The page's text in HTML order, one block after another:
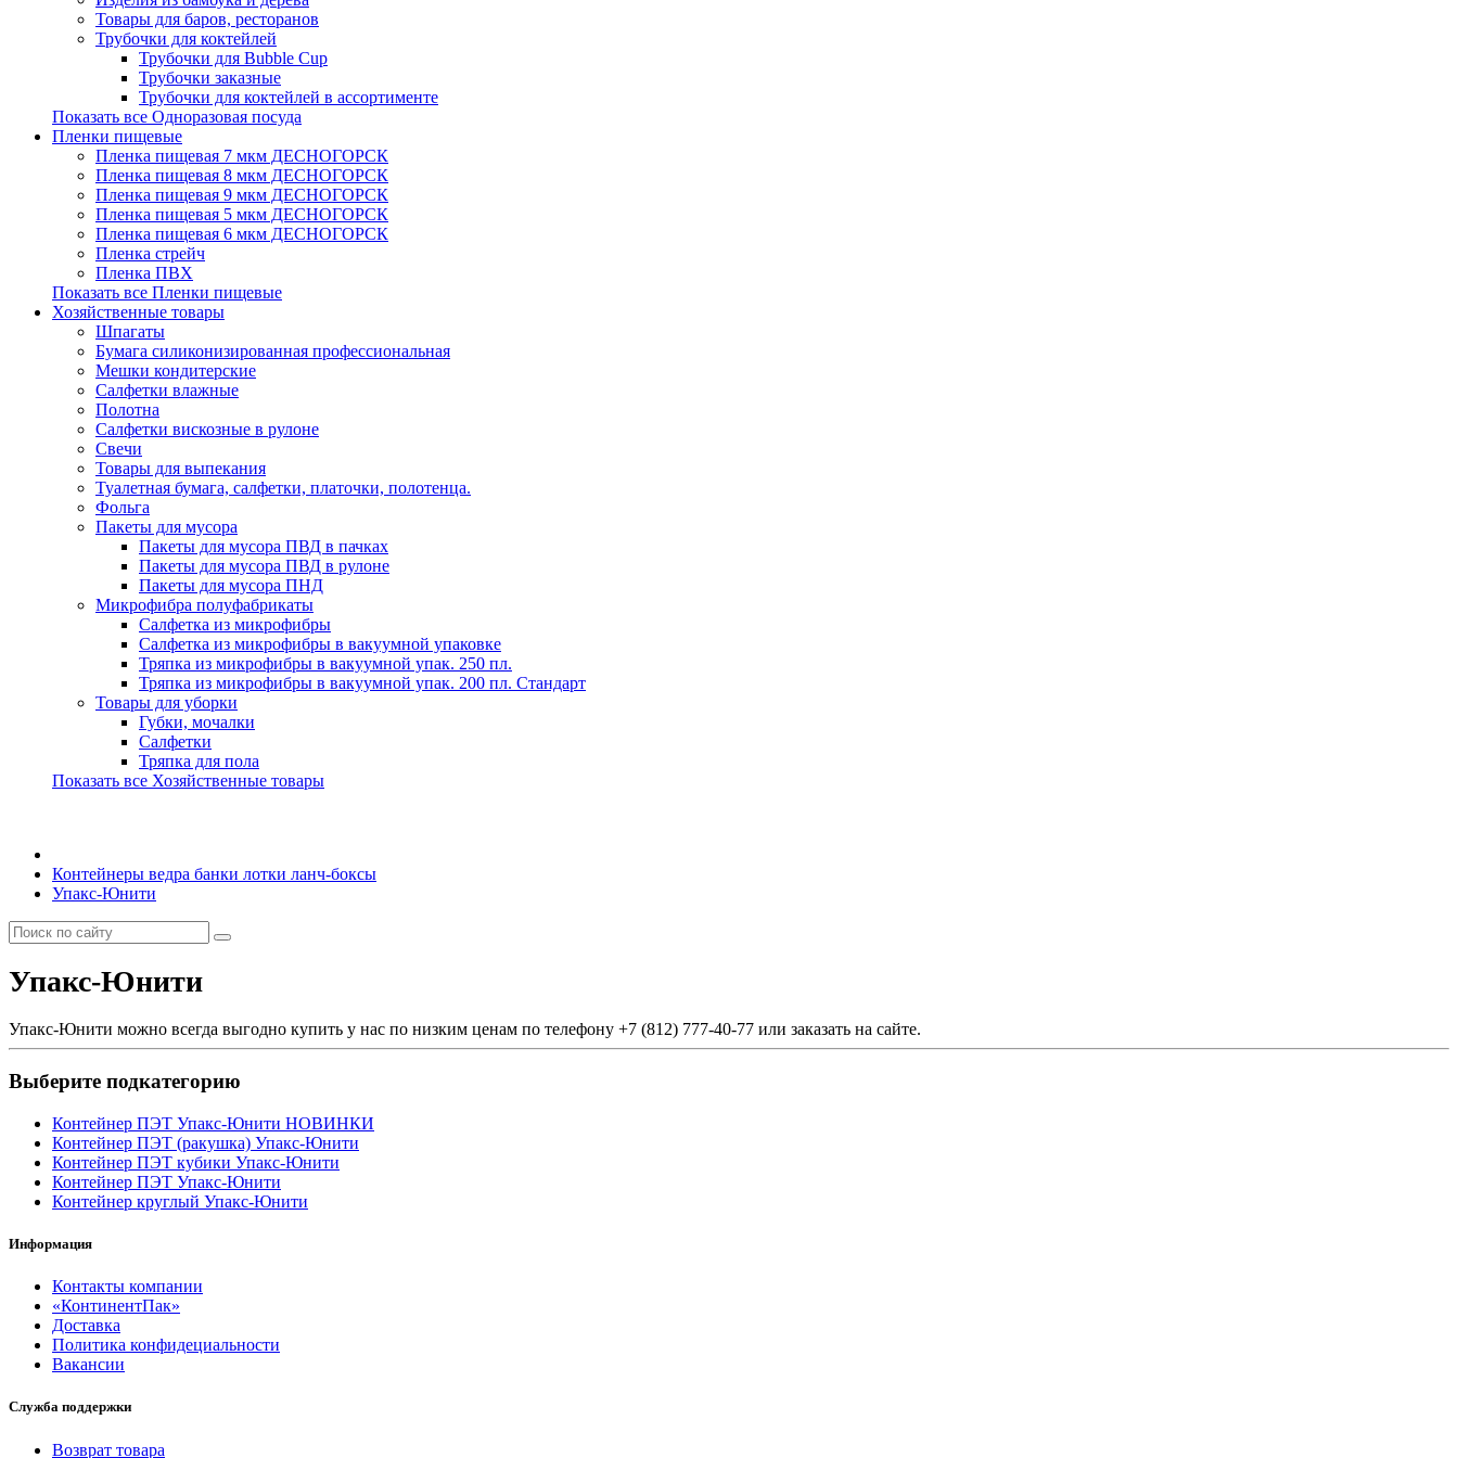
Товары для баров, ресторанов
Трубочки для коктейлей
Трубочки для Bubble Cup
Трубочки заказные
Трубочки для коктейлей в ассортименте
Показать все Одноразовая посуда
Пленки пищевые
Пленка пищевая 7 мкм ДЕСНОГОРСК
Пленка пищевая 8 мкм ДЕСНОГОРСК
Пленка пищевая 9 мкм ДЕСНОГОРСК
Пленка пищевая 5 мкм ДЕСНОГОРСК
Пленка пищевая 6 мкм ДЕСНОГОРСК
Пленка стрейч
Пленка ПВХ
Показать все Пленки пищевые
Хозяйственные товары
Шпагаты
Бумага силиконизированная профессиональная
Мешки кондитерские
Салфетки влажные
Полотна
Салфетки вискозные в рулоне
Свечи
Товары для выпекания
Туалетная бумага, салфетки, платочки, полотенца.
Фольга
Пакеты для мусора
Пакеты для мусора ПВД в пачках
Пакеты для мусора ПВД в рулоне
Пакеты для мусора ПНД
Микрофибра полуфабрикаты
Салфетка из микрофибры
Салфетка из микрофибры в вакуумной упаковке
Тряпка из микрофибры в вакуумной упак. 250 пл.
Тряпка из микрофибры в вакуумной упак. 200 пл. Стандарт
Товары для уборки
Губки, мочалки
Салфетки
Тряпка для пола
Показать все Хозяйственные товары
Контейнеры ведра банки лотки ланч-боксы
Упакс-Юнити
Упакс-Юнити
Упакс-Юнити можно всегда выгодно купить у нас по низким ценам по телефону +7 (812) 777-40-77 или заказать на сайте.
Выберите подкатегорию
Контейнер ПЭТ Упакс-Юнити НОВИНКИ
Контейнер ПЭТ (ракушка) Упакс-Юнити
Контейнер ПЭТ кубики Упакс-Юнити
Контейнер ПЭТ Упакс-Юнити
Контейнер круглый Упакс-Юнити
Информация
Контакты компании
«КонтинентПак»
Доставка
Политика конфидециальности
Вакансии
Служба поддержки
Возврат товара